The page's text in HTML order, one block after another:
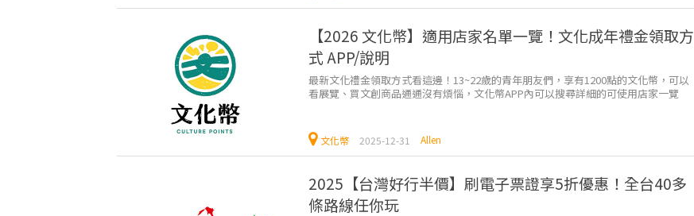
【2026 文化幣】適用店家名單一覽！文化成年禮金領取方
式 APP/說明
最新文化禮金領取方式看這邊！13~22歲的青年朋友們，享有1200點的文化幣，可以
看展覽、買文創商品通通沒有煩惱，文化幣APP內可以搜尋詳細的可使用店家一覽
文化幣 2025-12-31 Allen
2025【台灣好行半價】刷電子票證享5折優惠！全台40多
條路線任你玩